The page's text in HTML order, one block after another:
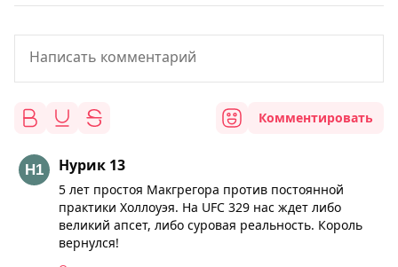
Комментировать
Нурик 13
5 лет простоя Макгрегора против постоянной
практики Холлоуэя. На UFC 329 нас ждет либо
великий апсет, либо суровая реальность. Король
вернулся!